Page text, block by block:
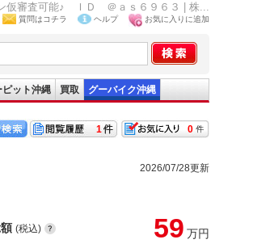
仮審査可能♪ ＩＤ ＠ａｓ６９６３ | 株...
質問はコチラ ヘルプ お気に入りに追加
ピット沖縄 買取 グーバイク沖縄
0
1
2026/07/28更新
(税込) 59 万円